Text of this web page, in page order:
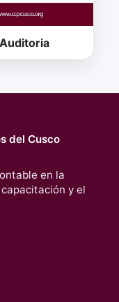
del Cusco
en la
y el